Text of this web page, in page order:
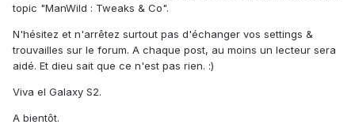
topic "ManWild : Tweaks & Co".
N'hésitez et n'arrêtez surtout pas d'échanger vos settings &
trouvailles sur le forum. A chaque post, au moins un lecteur sera
aidé. Et dieu sait que ce n'est pas rien. :)
Viva el Galaxy S2.
A bientôt.